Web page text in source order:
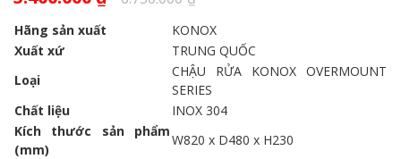
Hãng sản xuất
KONOX
Xuất xứ
TRUNG QUỐC
Loại
CHẬU RỬA KONOX OVERMOUNT
SERIES
Chất liệu
INOX 304
Kích thước sản phẩm
(mm)
W820 x D480 x H230